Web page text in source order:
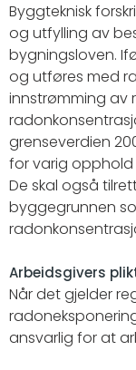
Byggteknisk
og utfylling av
bygningsloven.
og utføres med
innstrømming av
grenseverdien
for varig opphold
De skal også
byggegrunnen
Arbeidsgivers
Når det gjelder
ansvarlig for at